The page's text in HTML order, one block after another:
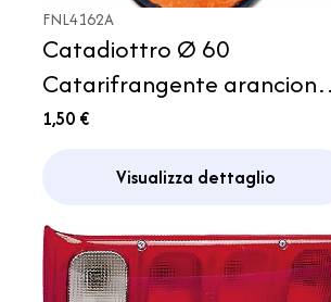
FNL4162A
Catadiottro Ø 60
Catarifrangente arancione
adesivo
1,50 €
Visualizza dettaglio